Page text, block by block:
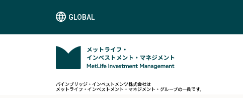
GLOBAL
パインブリッジ・インベストメンツ株式会社は
メットライフ・インベストメント・マネジメント・グループの一員です。